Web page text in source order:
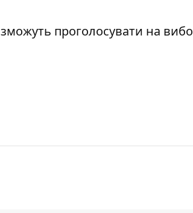
зможуть проголосувати на